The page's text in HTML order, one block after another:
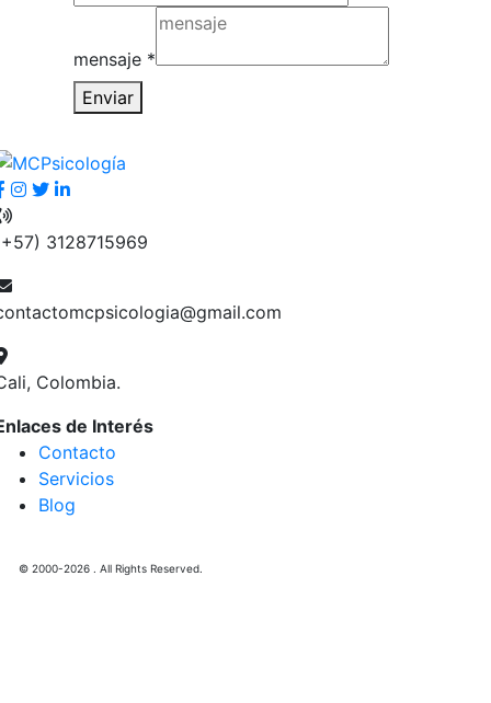
mensaje *
Enviar
3128715969
Colombia.
de Interés
Contacto
Servicios
Blog
© 2000-2026 . All Rights Reserved.